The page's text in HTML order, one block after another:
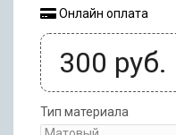
Онлайн оплата
300 руб.
Тип материала